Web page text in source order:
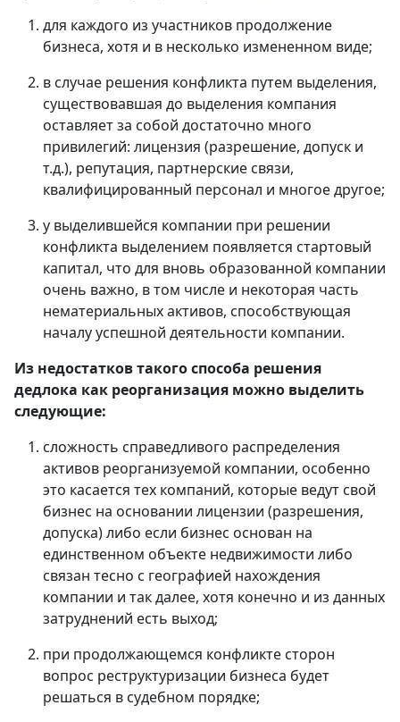
для каждого из участников продолжение
бизнеса, хотя и в несколько измененном виде;
в случае решения конфликта путем выделения,
существовавшая до выделения компания
оставляет за собой достаточно много
привилегий: лицензия (разрешение, допуск и
т.д.), репутация, партнерские связи,
квалифицированный персонал и многое другое;
у выделившейся компании при решении
конфликта выделением появляется стартовый
капитал, что для вновь образованной компании
очень важно, в том числе и некоторая часть
нематериальных активов, способствующая
началу успешной деятельности компании.
Из недостатков такого способа решения
дедлока как реорганизация можно выделить
следующие:
сложность справедливого распределения
активов реорганизуемой компании, особенно
это касается тех компаний, которые ведут свой
бизнес на основании лицензии (разрешения,
допуска) либо если бизнес основан на
единственном объекте недвижимости либо
связан тесно с географией нахождения
компании и так далее, хотя конечно и из данных
затруднений есть выход;
при продолжающемся конфликте сторон
вопрос реструктуризации бизнеса будет
решаться в судебном порядке;